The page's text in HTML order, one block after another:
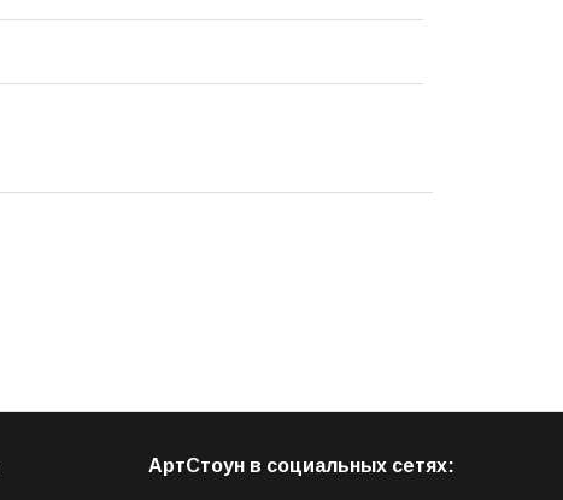
АртСтоун в социальных сетях: